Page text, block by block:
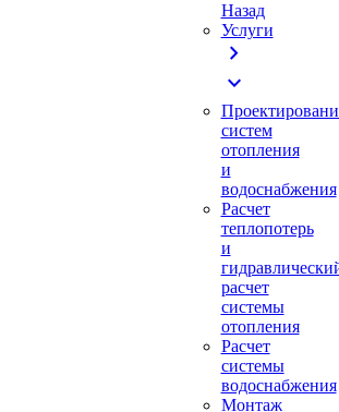
Назад
Услуги
chevron_right
expand_more
систем
отопления
и
водоснабжения
Расчет
теплопотерь
и
расчет
системы
отопления
Расчет
системы
водоснабжения
Монтаж